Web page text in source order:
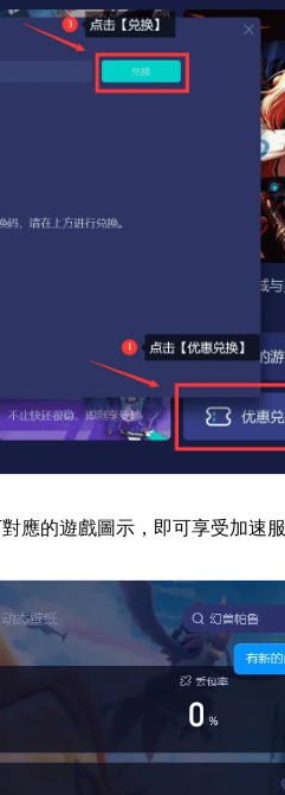
應的遊戲圖示，即可享受加速